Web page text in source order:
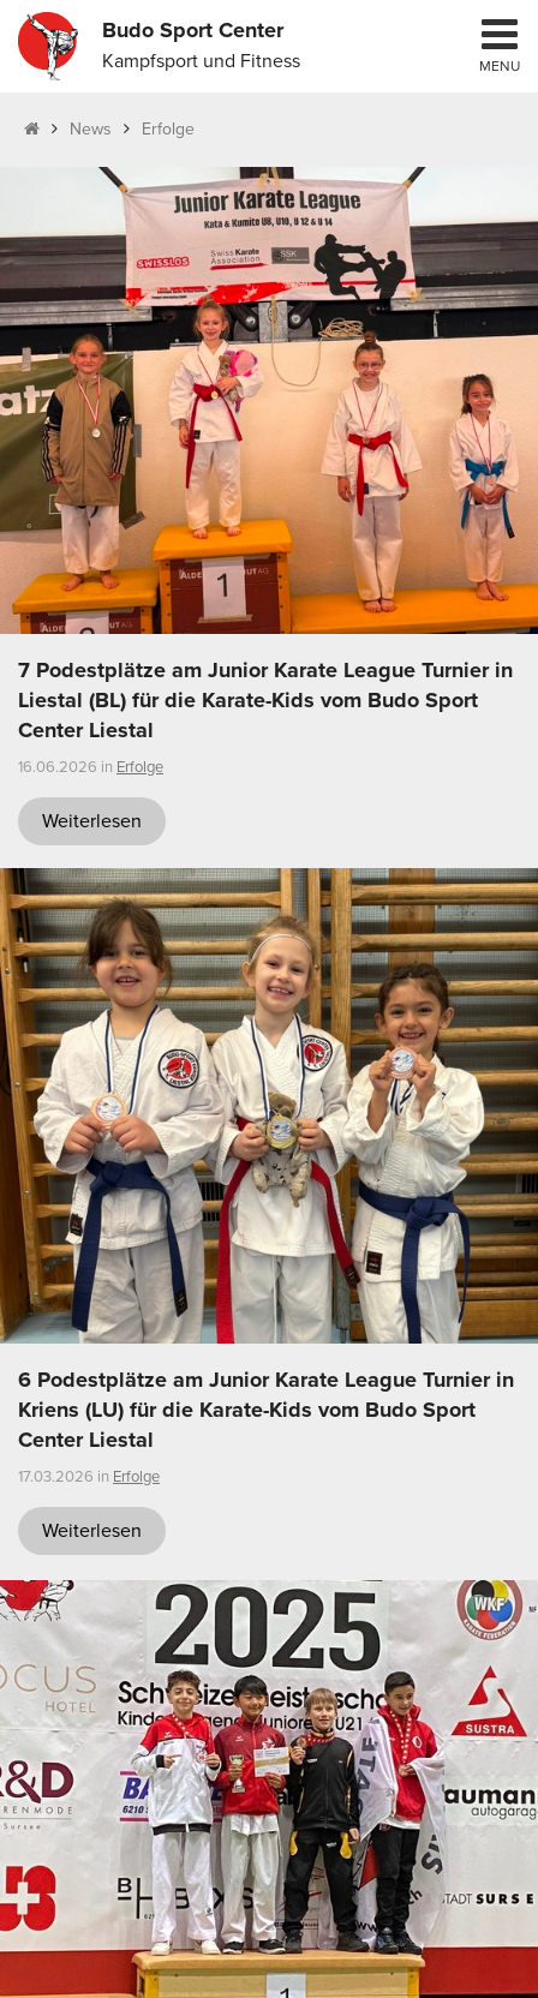
Budo Sport Center
Kampfsport und Fitness MENU
News Erfolge
7 Podestplätze am Junior Karate League Turnier in
Liestal (BL) für die Karate-Kids vom Budo Sport
Center Liestal
16.06.2026 in Erfolge
Weiterlesen
6 Podestplätze am Junior Karate League Turnier in
Kriens (LU) für die Karate-Kids vom Budo Sport
Center Liestal
17.03.2026 in Erfolge
Weiterlesen